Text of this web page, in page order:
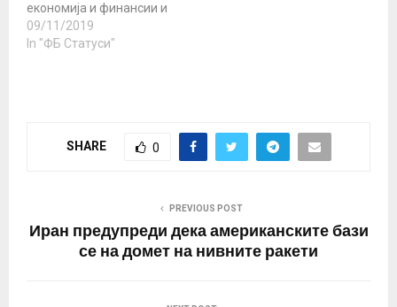
економија и финансии и
член на Централниот
комитет на
Кога почнува ладното -
09/11/2019
In "ФБ Статуси"
SHARE 0
PREVIOUS POST
Иран предупреди дека американските бази
се на домет на нивните ракети